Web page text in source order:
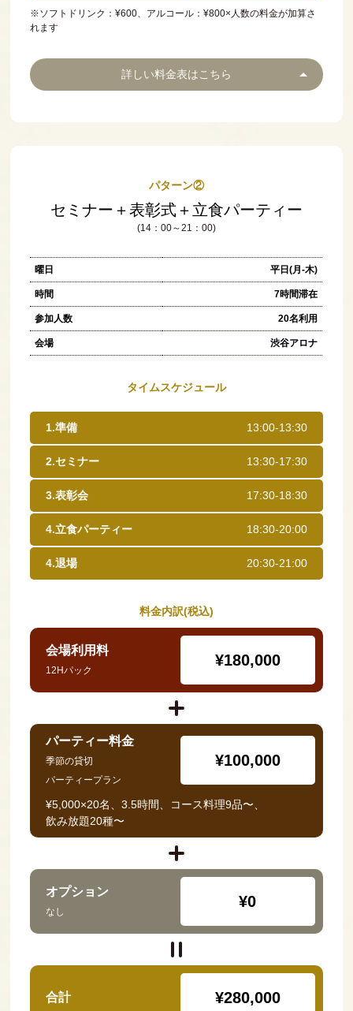
※ソフトドリンク：¥600、アルコール：¥800×人数の料金が加算さ
れます
詳しい料金表はこちら
パターン②
セミナー＋表彰式＋立食パーティー
(14：00～21：00)
曜日 平日(月-木)
時間 7時間滞在
参加人数 20名利用
会場 渋谷アロナ
タイムスケジュール
1.準備 13:00-13:30
2.セミナー 13:30-17:30
3.表彰会 17:30-18:30
4.立食パーティー 18:30-20:00
4.退場 20:30-21:00
料金内訳(税込)
会場利用料
12Hパック
¥180,000
パーティー料金
季節の貸切
パーティープラン
¥100,000
¥5,000×20名、3.5時間、コース料理9品〜、
飲み放題20種〜
オプション
なし
¥0
合計 ¥280,000